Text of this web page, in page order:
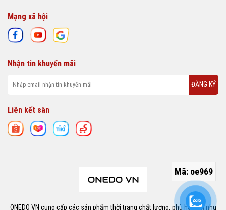
Mã: oe969
Mạng xã hội
Nhận tin khuyến mãi
ĐĂNG KÝ
Liên kết sàn
ONEDO VN cung cấp các sản phẩm thời trang chất lượng, phù hợp với nhu